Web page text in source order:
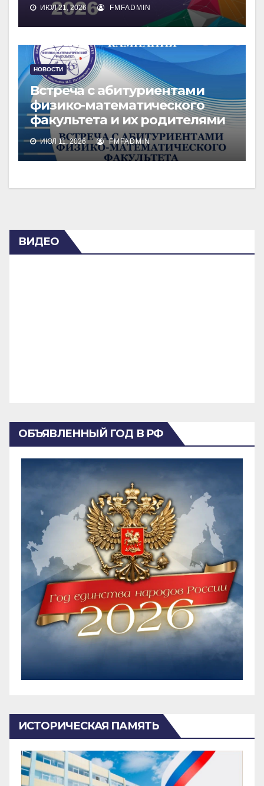
ИЮЛ 21, 2026 FMFADMIN
НОВОСТИ
Встреча с абитуриентами
физико-математического
факультета и их родителями
ИЮЛ 11, 2026 FMFADMIN
ВИДЕО
ОБЪЯВЛЕННЫЙ ГОД В РФ
ИСТОРИЧЕСКАЯ ПАМЯТЬ